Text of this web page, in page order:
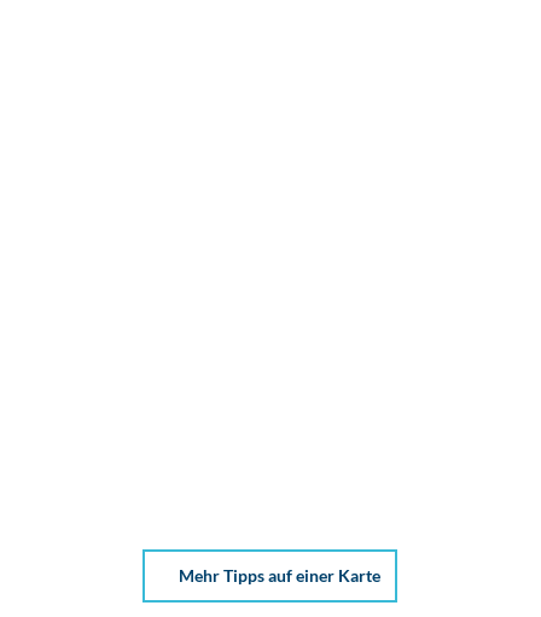
Mehr Tipps auf einer Karte